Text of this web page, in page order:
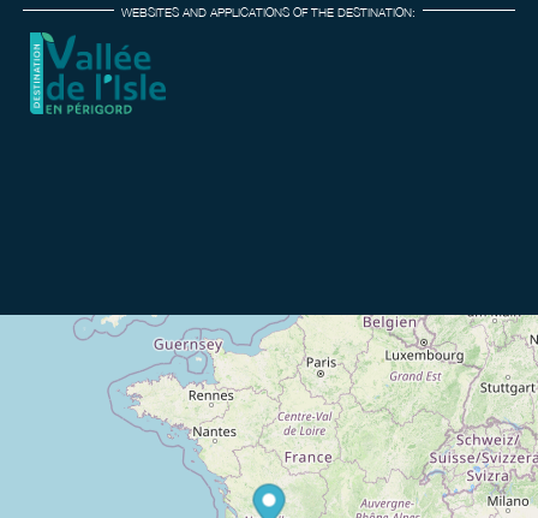
WEBSITES AND APPLICATIONS OF THE DESTINATION: